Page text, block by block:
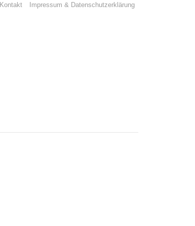
Kontakt Impressum & Datenschutzerklärung